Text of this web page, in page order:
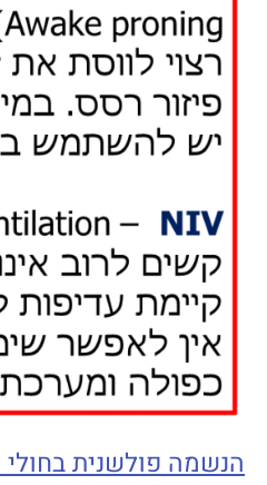
הנשמה פולשנית בחולי 19 –